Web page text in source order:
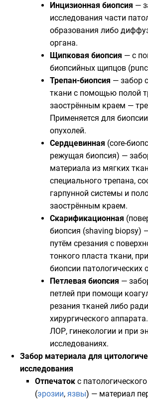
Инцизионная биопсия —
исследования части
образования либо
органа.
Щипковая биопсия — с
биопсийных щипцов
Трепан-биопсия — забор
ткани с помощью полой
заострённым краем —
Применяется для
опухолей.
Сердцевинная (core-
режущая биопсия) —
материала из мягких
специального трепана,
гарпунной системы и
заострённым краем.
Скарификационная
биопсия (shaving biopsy)
путём срезания с
тонкого пласта ткани,
биопсии патологических
Петлевая биопсия —
петлей при помощи
резания тканей либо
хирургического
ЛОР, гинекологии и при
исследованиях.
Забор материала для
исследования
Отпечаток с
(эрозии, язвы) — материал